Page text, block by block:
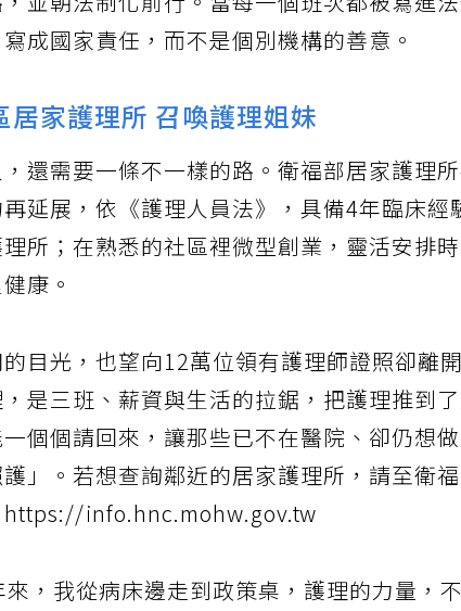
並朝法制化前行。當每一個班次都被寫進
成國家責任，而不是個別機構的善意。
居家護理所 召喚護理姐妹
，還需要一條不一樣的路。衛福部居家護理
延展，依《護理人員法》，具備4年臨床經
所；在熟悉的社區裡微型創業，靈活安排
康。
目光，也望向12萬位領有護理師證照卻離
是三班、薪資與生活的拉鋸，把護理推到
一個個請回來，讓那些已不在醫院、卻仍想
」。若想查詢鄰近的居家護理所，請至衛
https://info.hnc.mohw.gov.tw